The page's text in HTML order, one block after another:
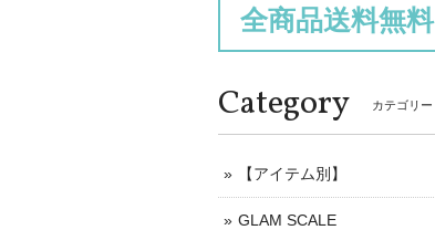
全商品送料無料
Category カテゴリー
【アイテム別】
GLAM SCALE